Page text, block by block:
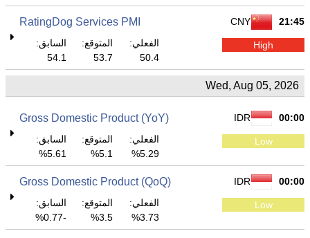
21:45
CNY
RatingDog Services PMI
High
الفعلي:
50.4
المتوقع:
53.7
السابق:
54.1
Wed, Aug 05, 2026
00:00
IDR
Gross Domestic Product (YoY)
Low
الفعلي:
5.29%
المتوقع:
5.1%
السابق:
5.61%
00:00
IDR
Gross Domestic Product (QoQ)
Low
الفعلي:
3.73%
المتوقع:
3.5%
السابق:
-0.77%